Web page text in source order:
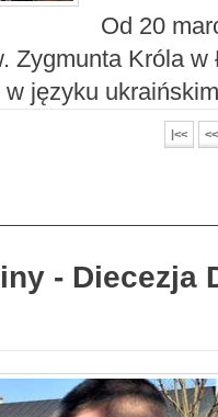
Od 20
Zygmunta Króla w
w języku
|<< <<
- Diecezja